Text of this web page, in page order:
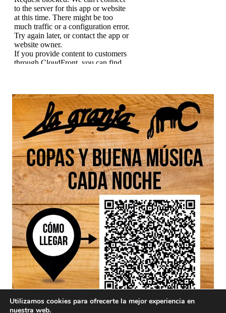
Utilizamos cookies para ofrecerte la mejor experiencia en
nuestra web.